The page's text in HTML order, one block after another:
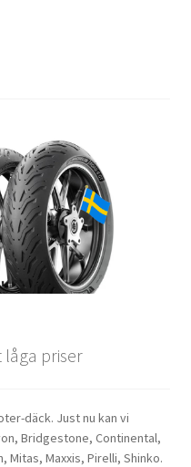
priser
däck. Just nu kan vi
Bridgestone, Continental,
Mitas, Maxxis, Pirelli, Shinko.